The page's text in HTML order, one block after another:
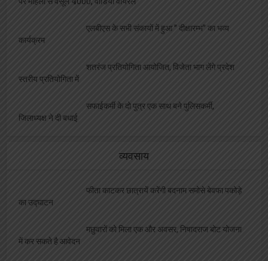
एलबीएस के सभी संकायों में हुआ ” दीक्षारम्भ” का भव्य
कार्यक्रम
शतरंज प्रतियोगिता आयोजित, विजेता भाग लेंगे प्रदेश
स्तरीय प्रतियोगिता में
सफाईकर्मी के दो पुत्र एक साथ बने पुलिसकर्मी,
जिलाध्यक्ष ने दी बधाई
व्यवसाय
फीता काटकर छात्रायें करेंगी बदनाम समोसे बेवफा पकोड़े
का उद्घाटन
मछुवारों को मिला एक और अवसर, निषादराज बोट योजना
में कर सकते है आवेदन